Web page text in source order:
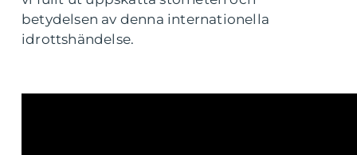
betydelsen av denna internationella
idrottshändelse.